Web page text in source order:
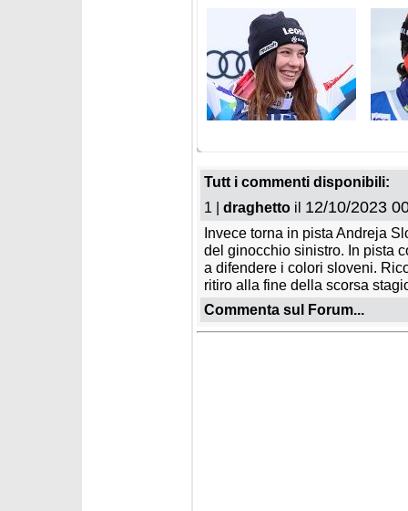
riparte nel segno di
Odermatt, Vinatzer 8/o
tutti
Tutt i commenti disponibili:
1 | draghetto il 12/10/2023
Invece torna in pista Andreja
del ginocchio sinistro. In pista
a difendere i colori sloveni.
ritiro alla fine della scorsa
Commenta sul Forum...